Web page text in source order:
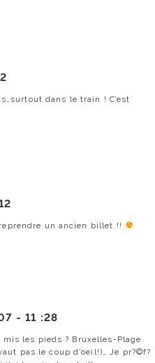
dans le train ! C’est
un ancien billet !!
-11 :28
les pieds ? Bruxelles-Plage
pas le coup d’oeil!)… Je pr?©f?